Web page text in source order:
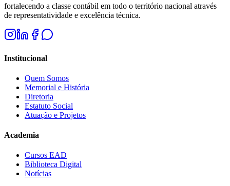
fortalecendo a classe contábil em todo o território nacional através
de representatividade e excelência técnica.
Institucional
Quem Somos
Memorial e História
Diretoria
Estatuto Social
Atuação e Projetos
Academia
Cursos EAD
Biblioteca Digital
Notícias